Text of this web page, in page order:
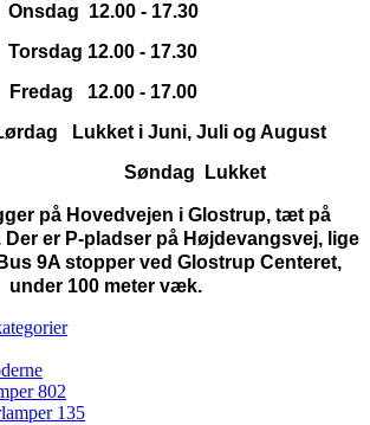
Onsdag 12.00 - 17.30
Torsdag 12.00 - 17.30
Fredag 12.00 - 17.00
i Juni, Juli og August
Lukket
på Hovedvejen i Glostrup, tæt på
er P-pladser på Højdevangsvej, lige
9A stopper ved Glostrup Centeret,
under 100 meter væk.
802
135